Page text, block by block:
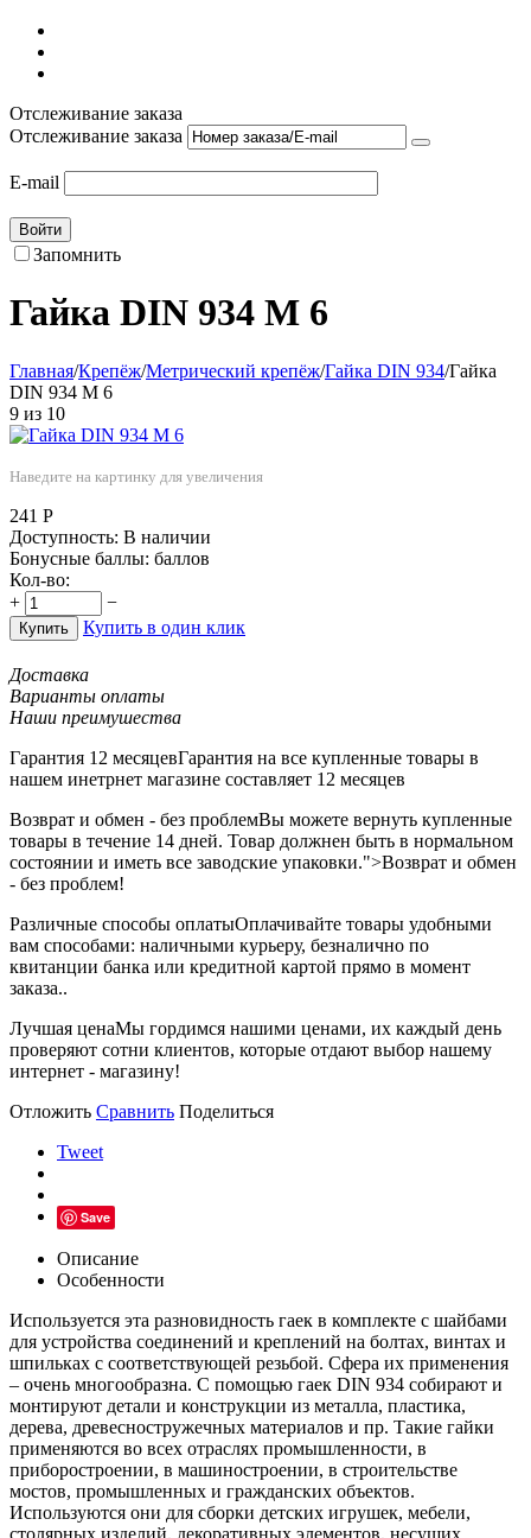
Отслеживание заказа
Отслеживание заказа
E-mail
Войти
Запомнить
Гайка DIN 934 М 6
Главная/Крепёж/Метрический крепёж/Гайка DIN 934/Гайка
DIN 934 М 6
9 из 10
Наведите на картинку для увеличения
241 Р
Доступность: В наличии
Бонусные баллы: баллов
Кол-во:
+
−
Купить Купить в один клик
Доставка
Варианты оплаты
Наши преимушества
Гарантия 12 месяцевГарантия на все купленные товары в
нашем инетрнет магазине составляет 12 месяцев
Возврат и обмен - без проблемВы можете вернуть купленные
товары в течение 14 дней. Товар должнен быть в нормальном
состоянии и иметь все заводские упаковки.">Возврат и обмен
- без проблем!
Различные способы оплатыОплачивайте товары удобными
вам способами: наличными курьеру, безналично по
квитанции банка или кредитной картой прямо в момент
заказа..
Лучшая ценаМы гордимся нашими ценами, их каждый день
проверяют сотни клиентов, которые отдают выбор нашему
интернет - магазину!
Отложить Сравнить Поделиться
Tweet
Save
Описание
Особенности
Используется эта разновидность гаек в комплекте с шайбами
для устройства соединений и креплений на болтах, винтах и
шпильках с соответствующей резьбой. Сфера их применения
– очень многообразна. С помощью гаек DIN 934 собирают и
монтируют детали и конструкции из металла, пластика,
дерева, древесностружечных материалов и пр. Такие гайки
применяются во всех отраслях промышленности, в
приборостроении, в машиностроении, в строительстве
мостов, промышленных и гражданских объектов.
Используются они для сборки детских игрушек, мебели,
столярных изделий, декоративных элементов, несущих